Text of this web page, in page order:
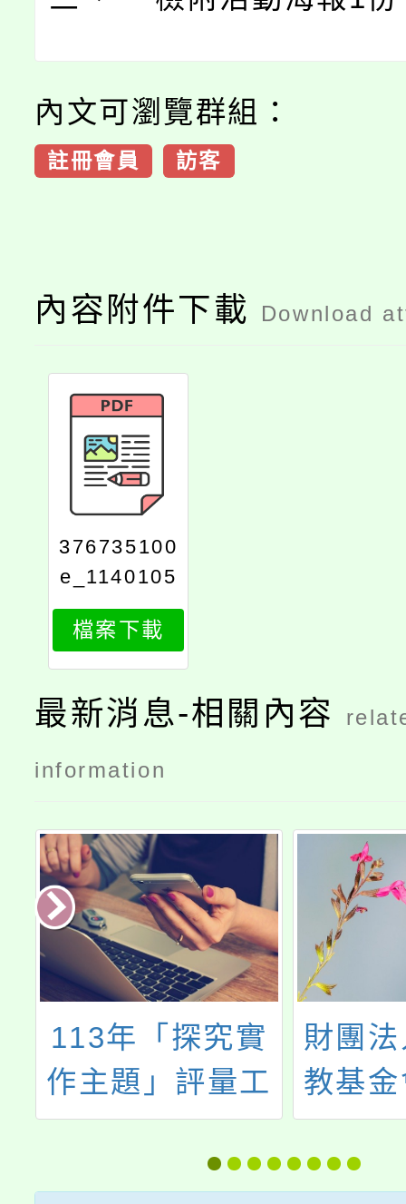
內文可瀏覽群組：
註冊會員 訪客
內容附件下載 Download
376735100
e_1140105
197_attach
1
檔案下載
最新消息-相關內容
information
113年「探究實
作主題」評量工
具設計選拔活動
頒獎典禮
財團
教基
臺灣
能力